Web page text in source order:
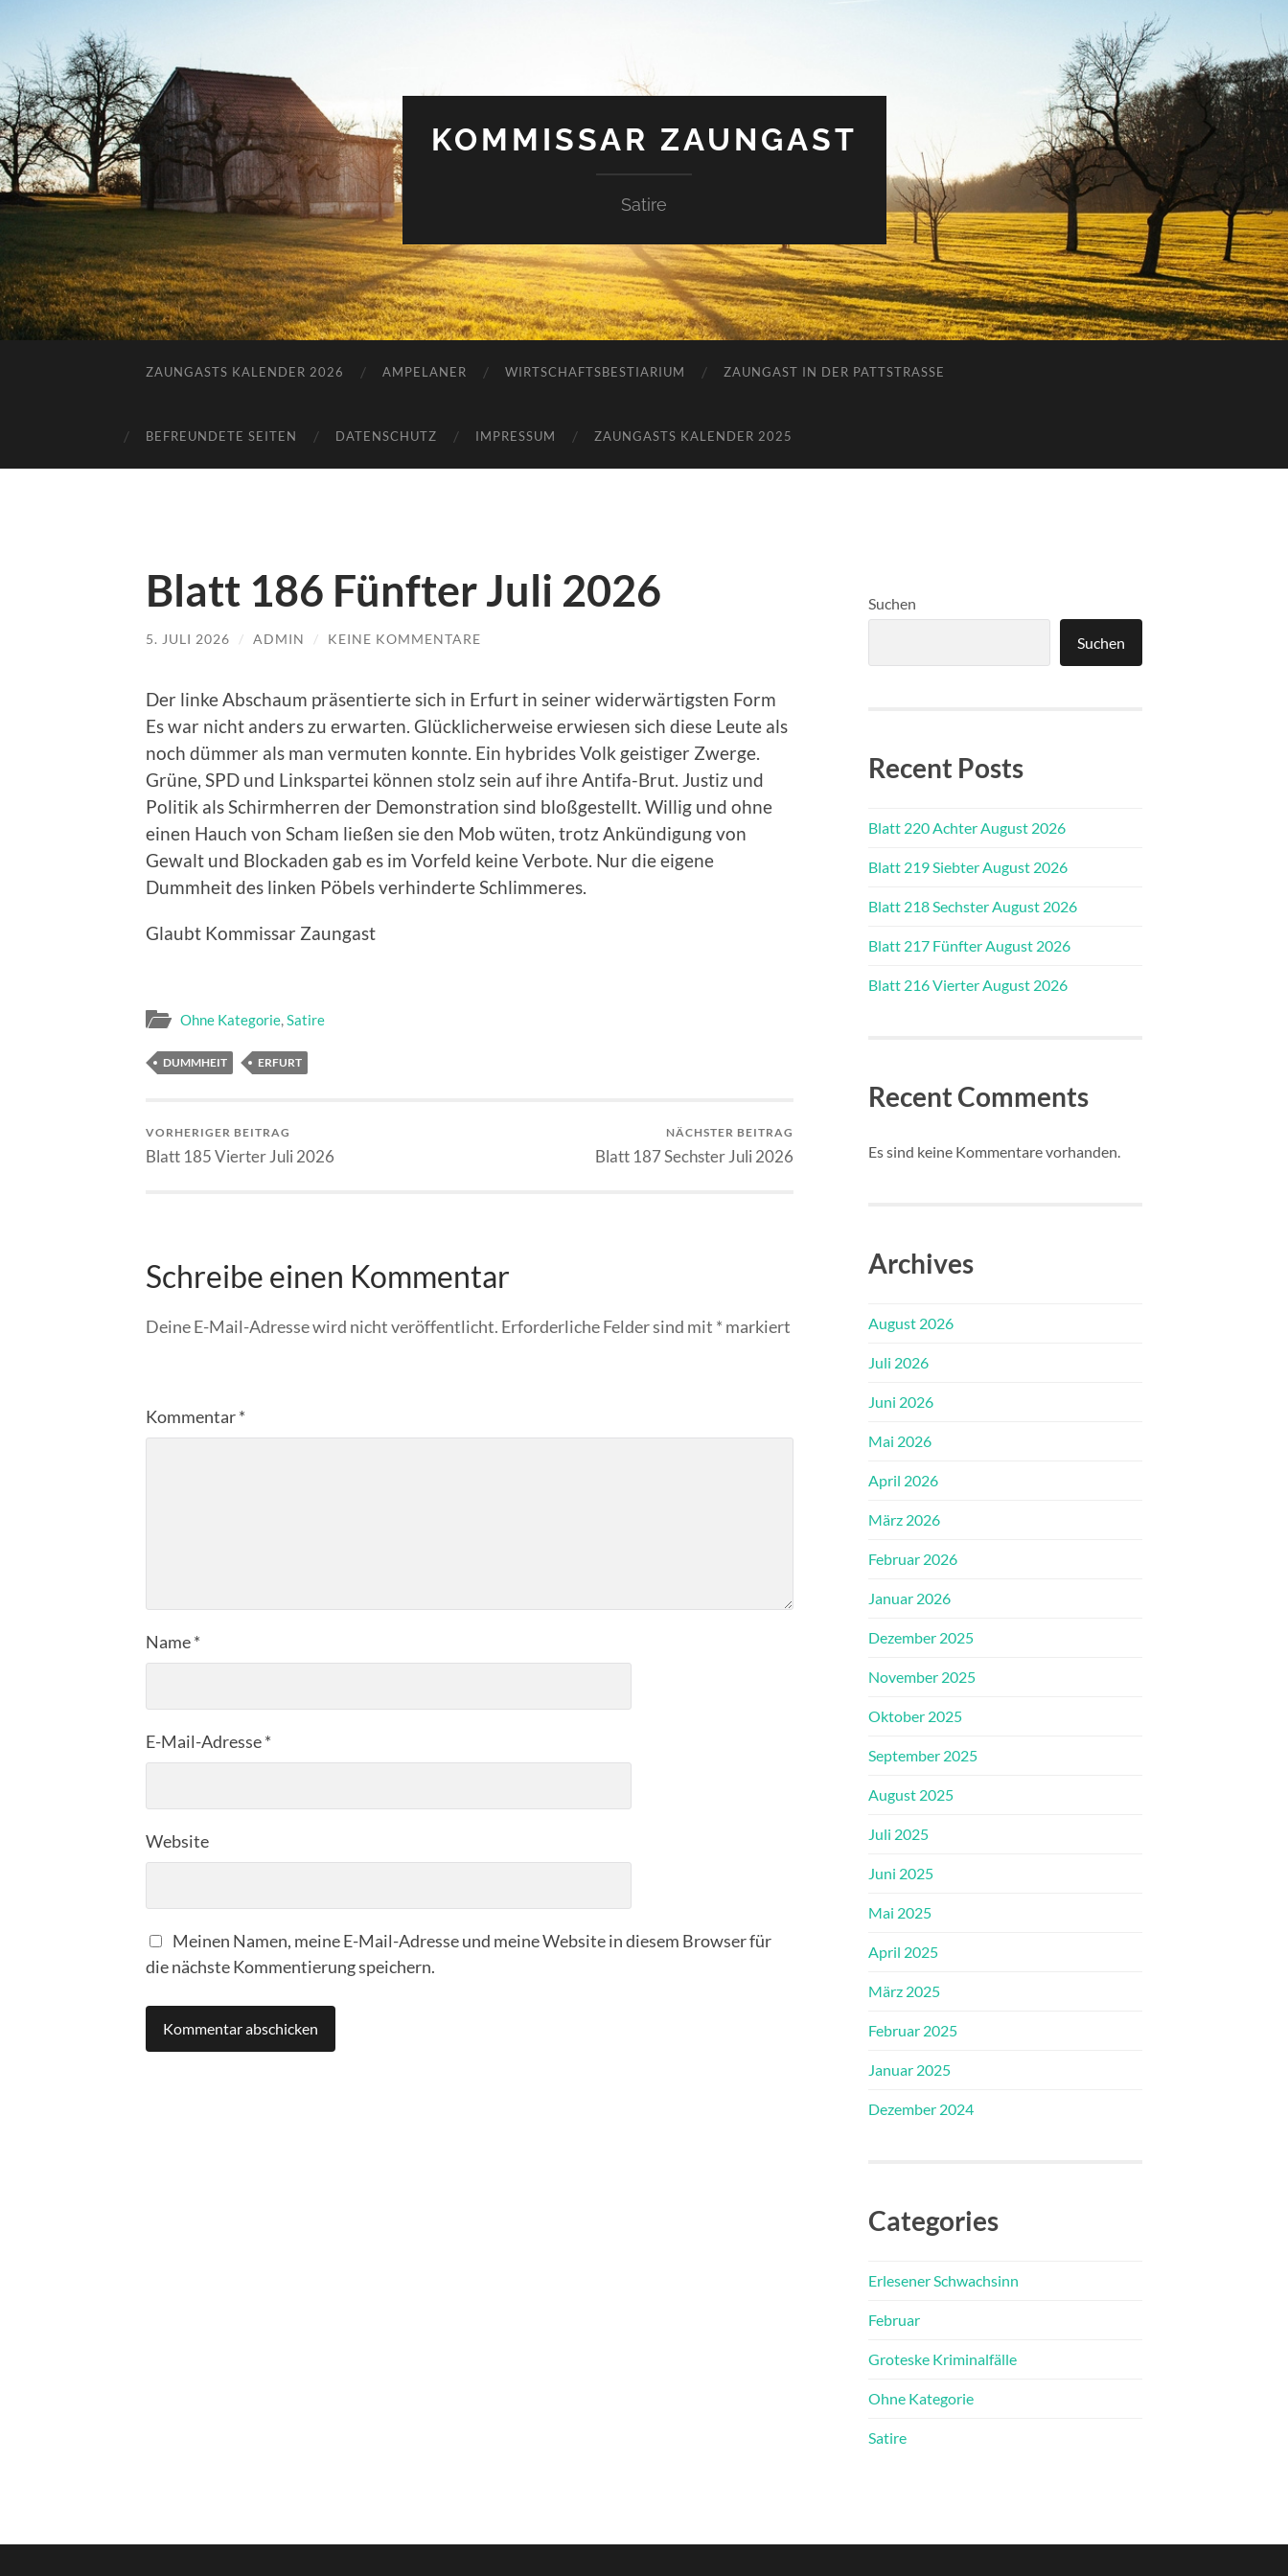
KOMMISSAR ZAUNGAST
Satire
ZAUNGASTS KALENDER 2026 AMPELANER WIRTSCHAFTSBESTIARIUM ZAUNGAST IN DER PATTSTRASSE
BEFREUNDETE SEITEN DATENSCHUTZ IMPRESSUM ZAUNGASTS KALENDER 2025
Blatt 186 Fünfter Juli 2026
5. JULI 2026 / ADMIN / KEINE KOMMENTARE
Der linke Abschaum präsentierte sich in Erfurt in seiner widerwärtigsten Form
Es war nicht anders zu erwarten. Glücklicherweise erwiesen sich diese Leute als
noch dümmer als man vermuten konnte. Ein hybrides Volk geistiger Zwerge.
Grüne, SPD und Linkspartei können stolz sein auf ihre Antifa-Brut. Justiz und
Politik als Schirmherren der Demonstration sind bloßgestellt. Willig und ohne
einen Hauch von Scham ließen sie den Mob wüten, trotz Ankündigung von
Gewalt und Blockaden gab es im Vorfeld keine Verbote. Nur die eigene
Dummheit des linken Pöbels verhinderte Schlimmeres.
Glaubt Kommissar Zaungast
Ohne Kategorie,Satire
DUMMHEIT ERFURT
VORHERIGER BEITRAG
Blatt 185 Vierter Juli 2026
NÄCHSTER BEITRAG
Blatt 187 Sechster Juli 2026
Schreibe einen Kommentar
Deine E-Mail-Adresse wird nicht veröffentlicht. Erforderliche Felder sind mit * markiert
Kommentar*
Name*
E-Mail-Adresse*
Website
Meinen Namen, meine E-Mail-Adresse und meine Website in diesem Browser für
die nächste Kommentierung speichern.
Suchen
Suchen
Recent Posts
Blatt 220 Achter August 2026
Blatt 219 Siebter August 2026
Blatt 218 Sechster August 2026
Blatt 217 Fünfter August 2026
Blatt 216 Vierter August 2026
Recent Comments
Es sind keine Kommentare vorhanden.
Archives
August 2026
Juli 2026
Juni 2026
Mai 2026
April 2026
März 2026
Februar 2026
Januar 2026
Dezember 2025
November 2025
Oktober 2025
September 2025
August 2025
Juli 2025
Juni 2025
Mai 2025
April 2025
März 2025
Februar 2025
Januar 2025
Dezember 2024
Categories
Erlesener Schwachsinn
Februar
Groteske Kriminalfälle
Ohne Kategorie
Satire